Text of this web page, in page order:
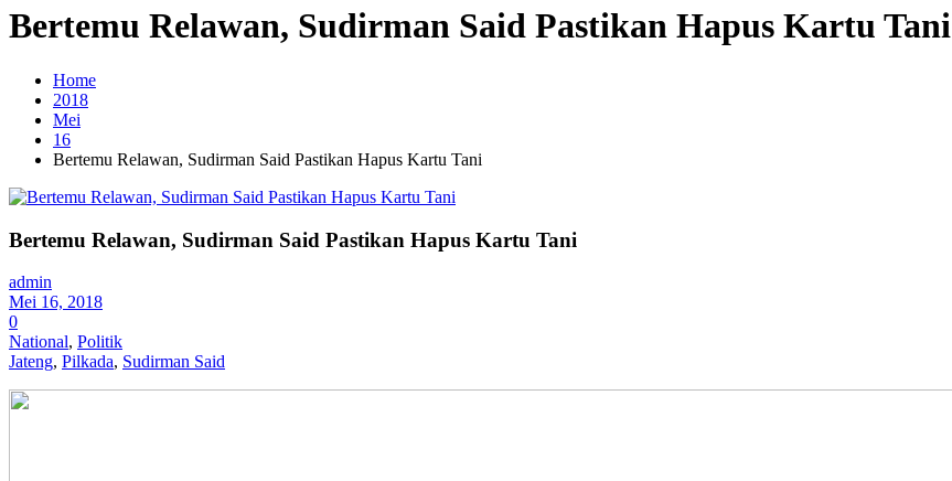
Bertemu Relawan, Sudirman Said Pastikan Hapus Kartu Tani
Home
2018
Mei
16
Bertemu Relawan, Sudirman Said Pastikan Hapus Kartu Tani
Bertemu Relawan, Sudirman Said Pastikan Hapus Kartu Tani
admin
Mei 16, 2018
0
National, Politik
Jateng, Pilkada, Sudirman Said